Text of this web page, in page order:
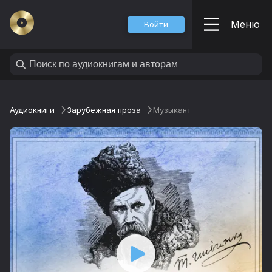
Войти Меню
Аудиокниги Зарубежная проза Музыкант